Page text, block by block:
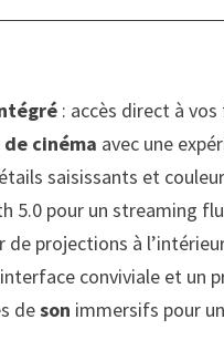
: accès direct à
cinéma avec une
saisissants et
5.0 pour un streaming
projections à
conviviale et un
deson immersifs pour